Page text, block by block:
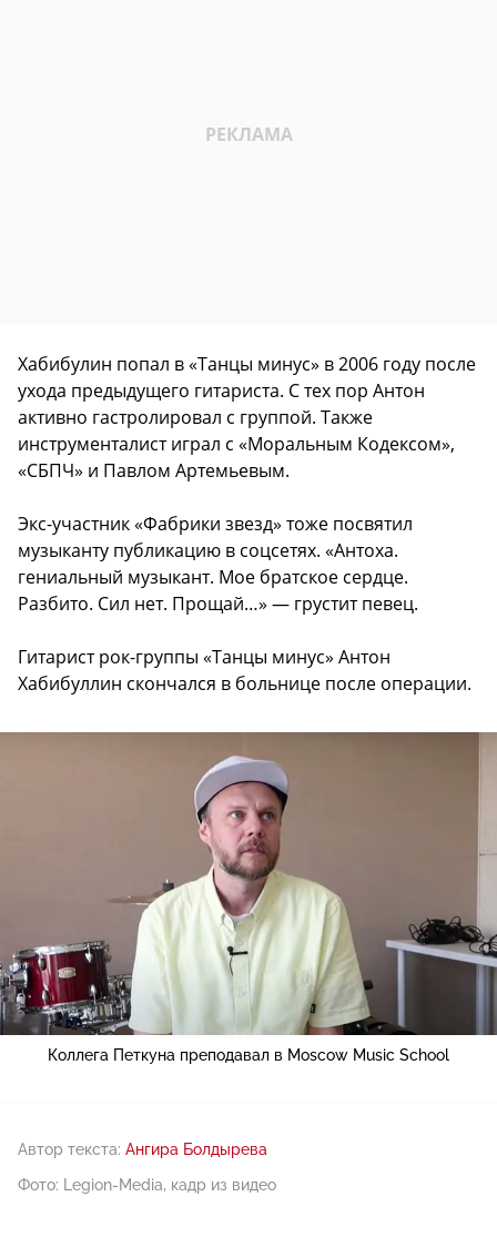
Хабибулин попал в «Танцы минус» в 2006 году после
ухода предыдущего гитариста. С тех пор Антон
активно гастролировал с группой. Также
инструменталист играл с «Моральным Кодексом»,
«СБПЧ» и Павлом Артемьевым.
Экс-участник «Фабрики звезд» тоже посвятил
музыканту публикацию в соцсетях. «Антоха.
гениальный музыкант. Мое братское сердце.
Разбито. Сил нет. Прощай…» — грустит певец.
Гитарист рок-группы «Танцы минус» Антон
Хабибуллин скончался в больнице после операции.
Коллега Петкуна преподавал в Moscow Music School
Автор текста: Ангира Болдырева
Фото: Legion-Media, кадр из видео